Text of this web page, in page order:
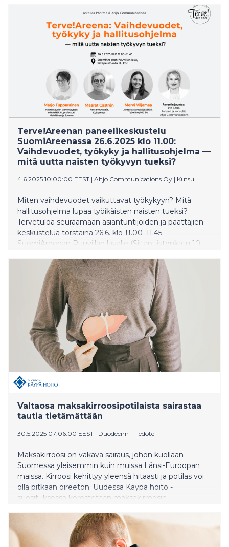
Terve!Areenan paneelikeskustelu
SuomiAreenassa 26.6.2025 klo 11.00:
Vaihdevuodet, työkyky ja hallitusohjelma —
mitä uutta naisten työkyvyn tueksi?
4.6.2025 10:00:00 EEST | Ahjo Communications Oy | Kutsu
Miten vaihdevuodet vaikuttavat työkykyyn? Mitä
hallitusohjelma lupaa työikäisten naisten tueksi?
Tervetuloa seuraamaan asiantuntijoiden ja päättäjien
keskustelua torstaina 26.6. klo 11.00–11.45
SuomiAreenan Puuvillan lavalle (Siltapuistonkatu 10–
Katsomossa.
Valtaosa maksakirroosipotilaista sairastaa
tautia tietämättään
30.5.2025 07:06:00 EEST | Duodecim | Tiedote
Maksakirroosi on vakava sairaus, johon kuollaan
Suomessa yleisemmin kuin muissa Länsi-Euroopan
maissa. Kirroosi kehittyy yleensä hitaasti ja potilas voi
olla pitkään oireeton. Uudessa Käypä hoito -
suosituksessa korostetaan maksakirroosin